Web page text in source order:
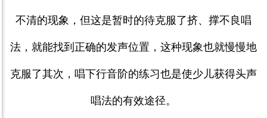
不清的现象，但这是暂时的待克服了挤、撑不良唱
法，就能找到正确的发声位置，这种现象也就慢慢地
克服了其次，唱下行音阶的练习也是使少儿获得头声
唱法的有效途径。